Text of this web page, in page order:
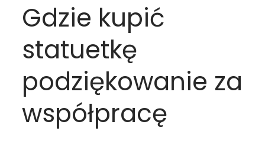
Gdzie kupić
statuetkę
podziękowanie za
współpracę